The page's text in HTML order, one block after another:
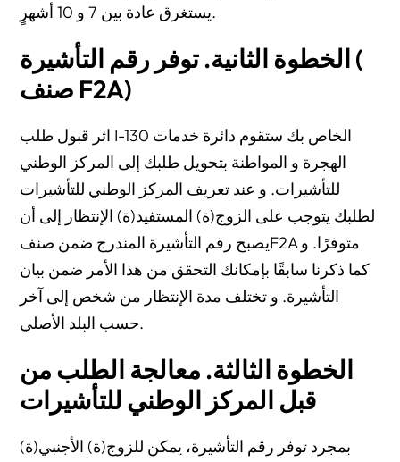
يستغرق عادة بين 7 و 10 أشهرٍ.
الخطوة الثانية. توفر رقم التأشيرة (
صنف F2A)
اثر قبول طلب I-130 الخاص بك ستقوم دائرة خدمات
الهجرة و المواطنة بتحويل طلبك إلى المركز الوطني
للتأشيرات. و عند تعريف المركز الوطني للتأشيرات
لطلبك يتوجب على الزوج(ة) المستفيد(ة) الإنتظار إلى أن
يصبح رقم التأشيرة المندرج ضمن صنفF2A متوفرًا. و
كما ذكرنا سابقًا بإمكانك التحقق من هذا الأمر ضمن بيان
التأشيرة. و تختلف مدة الإنتظار من شخص إلى آخر
حسب البلد الأصلي.
الخطوة الثالثة. معالجة الطلب من
قبل المركز الوطني للتأشيرات
بمجرد توفر رقم التأشيرة، يمكن للزوج(ة) الأجنبي(ة)